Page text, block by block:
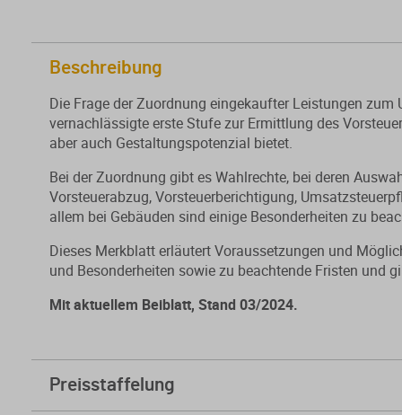
Beschreibung
Die Frage der Zuordnung eingekaufter Leistungen
vernachlässigte erste Stufe zur Ermittlung des
aber auch Gestaltungspotenzial bietet.
Bei der Zuordnung gibt es Wahlrechte, bei deren
Vorsteuerabzug, Vorsteuerberichtigung,
allem bei Gebäuden sind einige Besonderheiten zu
Dieses Merkblatt erläutert Voraussetzungen und
und Besonderheiten sowie zu beachtende Fristen und
Mit aktuellem Beiblatt, Stand 03/2024.
Preisstaffelung